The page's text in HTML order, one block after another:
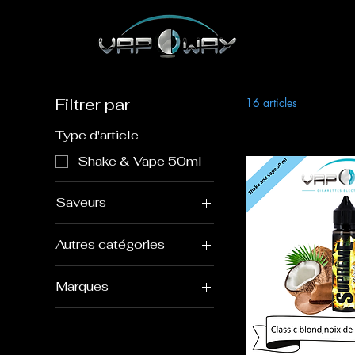
Filtrer par
Type d'article
Shake & Vape 50ml
Saveurs
Café
Caramel
Classic blond
Autres catégories
Classic
Fruit
Marques
Curieux eliquide
16 articles